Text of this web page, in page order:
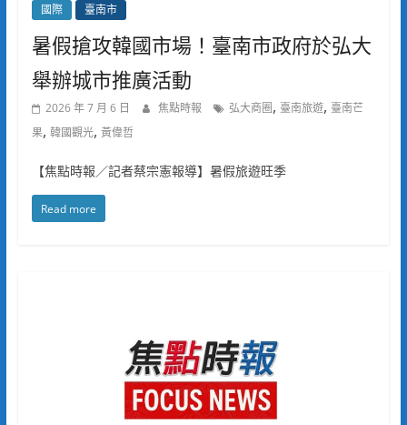
國際 臺南市
暑假搶攻韓國市場！臺南市政府於弘大
舉辦城市推廣活動
2026 年 7 月 6 日 焦點時報 弘大商圈, 臺南旅遊, 臺南芒
果, 韓國觀光, 黃偉哲
【焦點時報／記者蔡宗憲報導】暑假旅遊旺季
Read more